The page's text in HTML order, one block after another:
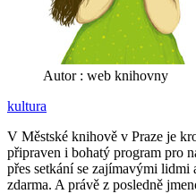
Autor : web knihovny
kultura
V Městské knihově v Praze je
připraven i bohatý program pro
přes setkání se zajímavými lidmi
zdarma. A právě z posledně